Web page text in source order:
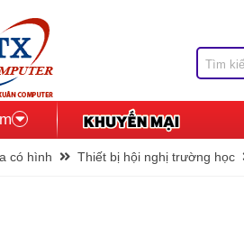
có hình Thiết bị hội nghị trường học